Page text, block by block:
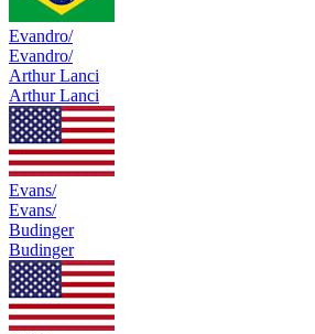
Evandro/
Evandro/
Arthur Lanci
Arthur Lanci
Evans/
Evans/
Budinger
Budinger